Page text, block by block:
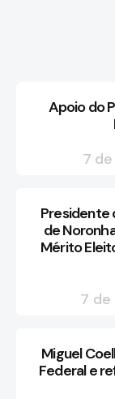
Apoio do
7
Presidente
de
Mérito
7
Miguel
Federal e